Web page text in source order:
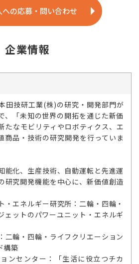
への応募・問い合わせ
企業情報
田技研工業(株)の研究・開発部門が
、「未知の世界の開拓を通じた新価
たなモビリティやロボティクス、エ
商品・技術の研究開発を行っていま
化、生産技術、自動運転と先進運
研究開発機能を中心に、新価値創造
エネルギー研究所：二輪・四輪・
ェットのパワーユニット・エネルギ
輪・四輪・ライフクリエーション
構築
ンセンター：「生活に役立つチカ